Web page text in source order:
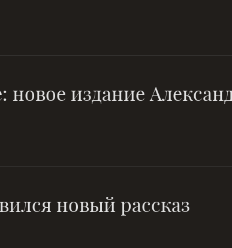
новое издание
новый рассказ